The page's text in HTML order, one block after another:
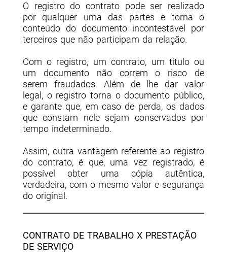
O registro do contrato pode ser realizado
por qualquer uma das partes e torna o
conteúdo do documento incontestável por
terceiros que não participam da relação.
Com o registro, um contrato, um título ou
um documento não correm o risco de
serem fraudados. Além de lhe dar valor
legal, o registro torna o documento público,
e garante que, em caso de perda, os dados
que constam nele sejam conservados por
tempo indeterminado.
Assim, outra vantagem referente ao registro
do contrato, é que, uma vez registrado, é
possível obter uma cópia autêntica,
verdadeira, com o mesmo valor e segurança
do original.
CONTRATO DE TRABALHO X PRESTAÇÃO
DE SERVIÇO